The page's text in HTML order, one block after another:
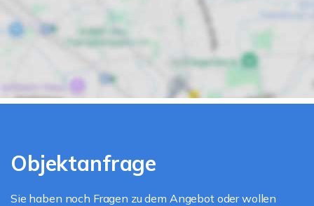
Objektanfrage
Sie haben noch Fragen zu dem Angebot oder wollen